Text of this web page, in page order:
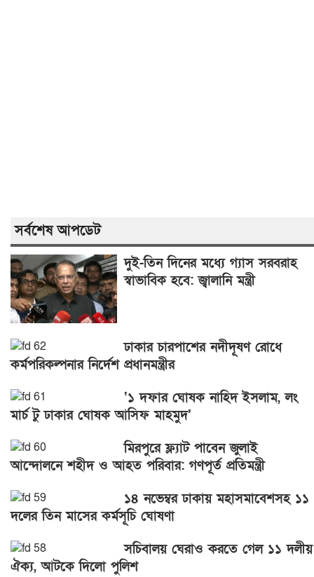
সর্বশেষ আপডেট
দুই-তিন দিনের মধ্যে গ্যাস সরবরাহ
স্বাভাবিক হবে: জ্বালানি মন্ত্রী
ঢাকার চারপাশের নদীদূষণ রোধে
কর্মপরিকল্পনার নির্দেশ প্রধানমন্ত্রীর
‘১ দফার ঘোষক নাহিদ ইসলাম, লং
মার্চ টু ঢাকার ঘোষক আসিফ মাহমুদ’
মিরপুরে ফ্ল্যাট পাবেন জুলাই
আন্দোলনে শহীদ ও আহত পরিবার: গণপূর্ত প্রতিমন্ত্রী
১৪ নভেম্বর ঢাকায় মহাসমাবেশসহ ১১
দলের তিন মাসের কর্মসূচি ঘোষণা
সচিবালয় ঘেরাও করতে গেল ১১ দলীয়
ঐক্য, আটকে দিলো পুলিশ